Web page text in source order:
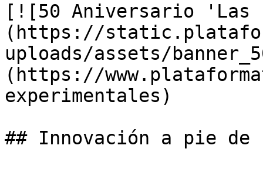
[![50 Aniversario
(https://
uploads/assets/
(https://
experimentales)
## Innovación a pie de